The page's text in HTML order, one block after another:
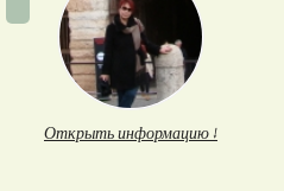
Открыть информацию ↓